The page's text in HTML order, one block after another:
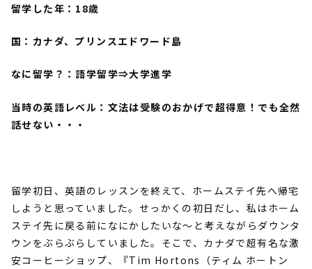
留学した年： 18歳
国：カナダ、プリンスエドワード島
なに留学？：語学留学⇒大学進学
当時の英語レベル：文法は受験のおかげで超得意！でも全然
話せない・・・
留学初日、英語のレッスンを終えて、ホームステイ先へ帰宅
しようと思っていました。せっかくの初日だし、私はホーム
ステイ先に戻る前になにかしたいな～と考えながらダウンタ
ウンをぶらぶらしていました。そこで、カナダで超有名な激
安コーヒーショップ、『Tim Hortons
（ティム ホートン